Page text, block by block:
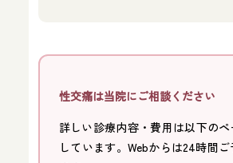
性交痛は当院にご相談ください
詳しい診療内容・費用は以下の
しています。Webからは24時間